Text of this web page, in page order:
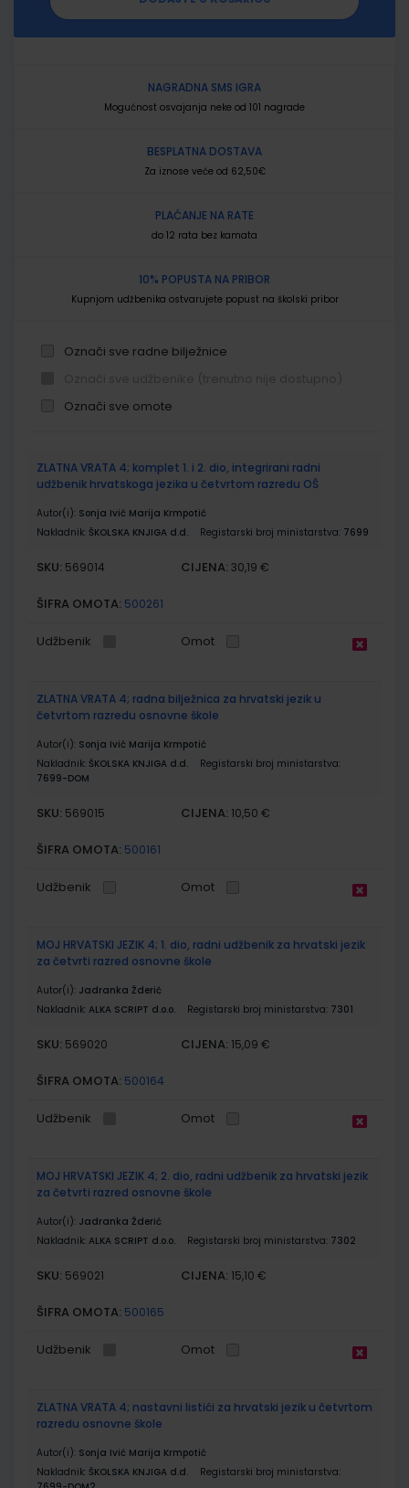
NAGRADNA SMS IGRA
Mogućnost osvajanja neke od 101 nagrade
BESPLATNA DOSTAVA
Za iznose veće od 62,50€
PLAĆANJE NA RATE
do 12 rata bez kamata
10% POPUSTA NA PRIBOR
Kupnjom udžbenika ostvarujete popust na školski pribor
Označi sve radne bilježnice
Označi sve omote
proizvodi
ZLATNA VRATA 4; komplet 1. i 2. dio, integrirani radni
udžbenik hrvatskoga jezika u četvrtom razredu OŠ
Autor(i): Sonja Ivić Marija Krmpotić
Nakladnik: ŠKOLSKA KNJIGA d.d. Registarski broj ministarstva: 7699
SKU: 569014 CIJENA: 30,19 €
ŠIFRA OMOTA: 500261
Udžbenik Omot
ZLATNA VRATA 4; radna bilježnica za hrvatski jezik u
četvrtom razredu osnovne škole
Autor(i): Sonja Ivić Marija Krmpotić
Nakladnik: ŠKOLSKA KNJIGA d.d.
Registarski broj ministarstva:
7699-DOM
SKU: 569015 CIJENA: 10,50 €
ŠIFRA OMOTA: 500161
Udžbenik Omot
MOJ HRVATSKI JEZIK 4; 1. dio, radni udžbenik za hrvatski jezik
za četvrti razred osnovne škole
Autor(i): Jadranka Žderić
Nakladnik: ALKA SCRIPT d.o.o. Registarski broj ministarstva: 7301
SKU: 569020 CIJENA: 15,09 €
ŠIFRA OMOTA: 500164
Udžbenik Omot
MOJ HRVATSKI JEZIK 4; 2. dio, radni udžbenik za hrvatski jezik
za četvrti razred osnovne škole
Autor(i): Jadranka Žderić
Nakladnik: ALKA SCRIPT d.o.o. Registarski broj ministarstva: 7302
SKU: 569021 CIJENA: 15,10 €
ŠIFRA OMOTA: 500165
Udžbenik Omot
ZLATNA VRATA 4; nastavni listići za hrvatski jezik u četvrtom
razredu osnovne škole
Autor(i): Sonja Ivić Marija Krmpotić
Nakladnik: ŠKOLSKA KNJIGA d.d.
Registarski broj ministarstva: